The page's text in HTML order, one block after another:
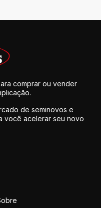
comprar ou vender
de seminovos e
você acelerar seu novo